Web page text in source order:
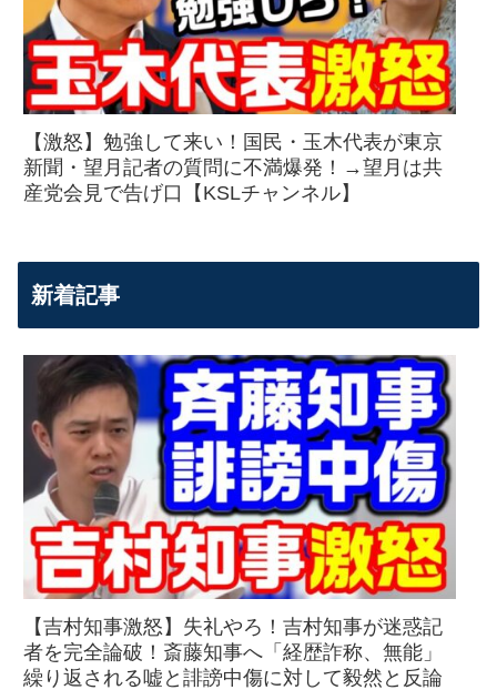
【激怒】勉強して来い！国民・玉木代表が東京
新聞・望月記者の質問に不満爆発！→望月は共
産党会見で告げ口【KSLチャンネル】
新着記事
【吉村知事激怒】失礼やろ！吉村知事が迷惑記
者を完全論破！斎藤知事へ「経歴詐称、無能」
繰り返される嘘と誹謗中傷に対して毅然と反論